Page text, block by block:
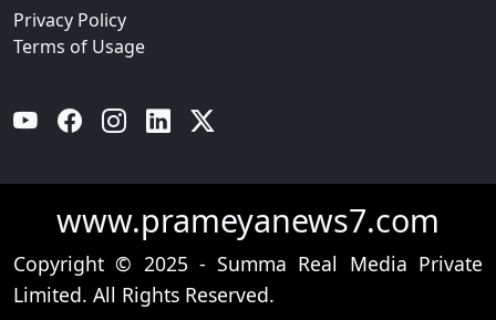
Privacy Policy
Terms of Usage
YouTube Facebook Instagram Linkedin
www.prameyanews7.com
Copyright © 2025 - Summa Real Media Private
Limited. All Rights Reserved.